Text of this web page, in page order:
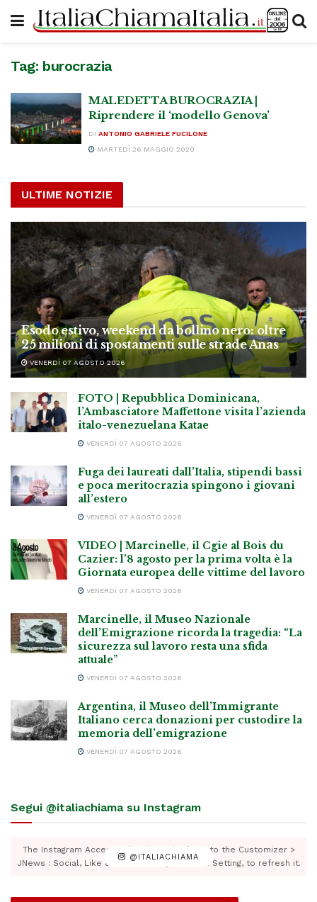
Tag: burocrazia
MALEDETTA BUROCRAZIA |
Riprendere il ‘modello Genova’
DI ANTONIO GABRIELE FUCILONE
MARTEDÌ 26 MAGGIO 2020
ULTIME NOTIZIE
Esodo estivo, weekend da bollino nero: oltre
25 milioni di spostamenti sulle strade Anas
VENERDÌ 07 AGOSTO 2026
FOTO | Repubblica Dominicana,
l’Ambasciatore Maffettone visita l’azienda
italo-venezuelana Katae
VENERDÌ 07 AGOSTO 2026
Fuga dei laureati dall’Italia, stipendi bassi
e poca meritocrazia spingono i giovani
all’estero
VENERDÌ 07 AGOSTO 2026
VIDEO | Marcinelle, il Cgie al Bois du
Cazier: l’8 agosto per la prima volta è la
Giornata europea delle vittime del lavoro
VENERDÌ 07 AGOSTO 2026
Marcinelle, il Museo Nazionale
dell’Emigrazione ricorda la tragedia: “La
sicurezza sul lavoro resta una sfida
attuale”
VENERDÌ 07 AGOSTO 2026
Argentina, il Museo dell’Immigrante
Italiano cerca donazioni per custodire la
memoria dell’emigrazione
VENERDÌ 07 AGOSTO 2026
Segui @italiachiama su Instagram
@ITALIACHIAMA
The Instagram Access Token is expired, Go to the Customizer >
JNews : Social, Like & View > Instagram Feed Setting, to refresh it.